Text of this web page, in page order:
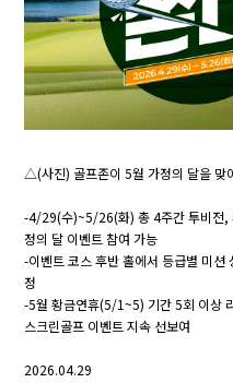
△(사진) 골프존이 5월 가정의 달을 맞
-4/29(수)~5/26(화) 총 4주간 투비전,
정의 달 이벤트 참여 가능
-이벤트 코스 후반 홀에서 등급별 미
정
-5월 황금연휴(5/1~5) 기간 5회 이상
스크린골프 이벤트 지속 선보여
2026.04.29